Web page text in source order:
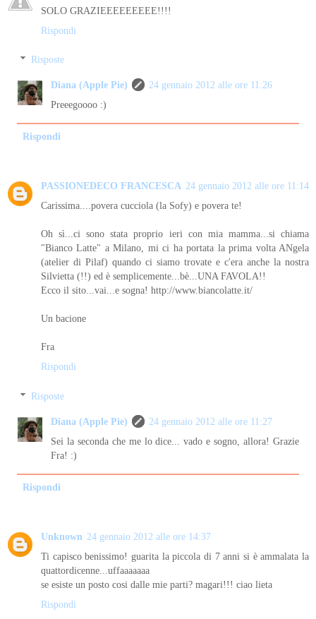
SOLO GRAZIEEEEEEEEE!!!!
Rispondi
Risposte
Diana (Apple Pie)
24 gennaio 2012 alle ore 11:26
Preeegoooo :)
Rispondi
PASSIONEDECO FRANCESCA 24 gennaio 2012 alle ore 11:14
Carissima....povera cucciola (la Sofy) e povera te!
Oh sì...ci sono stata proprio ieri con mia mamma...si chiama
"Bianco Latte" a Milano, mi ci ha portata la prima volta ANgela
(atelier di Pilaf) quando ci siamo trovate e c'era anche la nostra
Silvietta (!!) ed è semplicemente...bè...UNA FAVOLA!!
Ecco il sito...vai...e sogna! http://www.biancolatte.it/
Un bacione
Fra
Rispondi
Risposte
Diana (Apple Pie)
24 gennaio 2012 alle ore 11:27
Sei la seconda che me lo dice... vado e sogno, allora! Grazie
Fra! :)
Rispondi
Unknown 24 gennaio 2012 alle ore 14:37
Ti capisco benissimo! guarita la piccola di 7 anni si è ammalata la
quattordicenne...uffaaaaaaa
se esiste un posto cosi dalle mie parti? magari!!! ciao lieta
Rispondi